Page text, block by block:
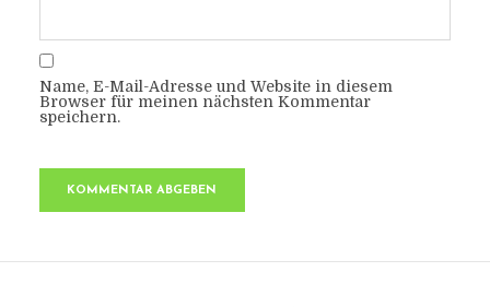
Name, E-Mail-Adresse und Website in diesem
Browser für meinen nächsten Kommentar
speichern.